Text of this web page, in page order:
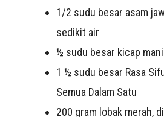
1/2 sudu besar asam
sedikit air
½ sudu besar kicap
1 ½ sudu besar Rasa
Semua Dalam Satu
200 gram lobak merah,